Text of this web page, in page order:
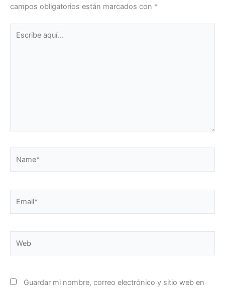
campos obligatorios están marcados con *
Guardar mi nombre, correo electrónico y sitio web en